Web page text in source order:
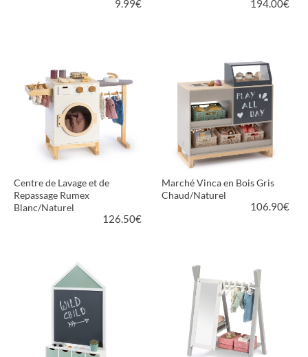
9.99€ 194.00€
VOIR LE PRODUIT
Centre de Lavage et de
Repassage Rumex
Blanc/Naturel
126.50€
VOIR LE PRODUIT
Marché Vinca en Bois Gris
Chaud/Naturel
106.90€
VOIR LE PRODUIT